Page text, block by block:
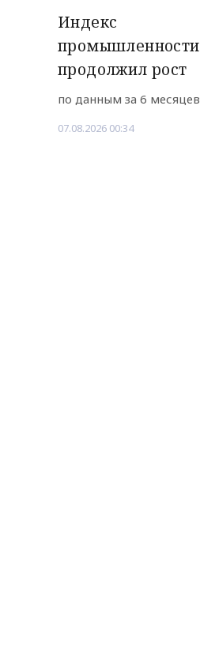
Индекс
промышленности
продолжил рост
по данным за 6 месяцев
07.08.2026 00:34